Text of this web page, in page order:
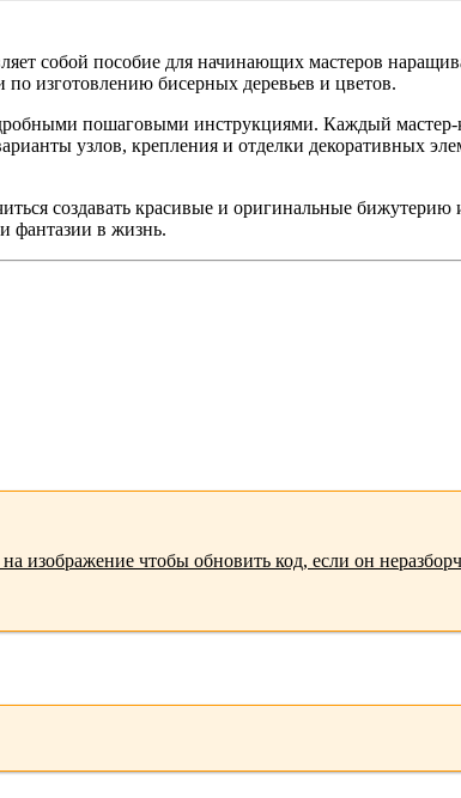
собой пособие для начинающих мастеров
изготовлению бисерных деревьев и цветов.
пошаговыми инструкциями. Каждый мастер-
узлов, крепления и отделки декоративных
создавать красивые и оригинальные
фантазии в жизнь.